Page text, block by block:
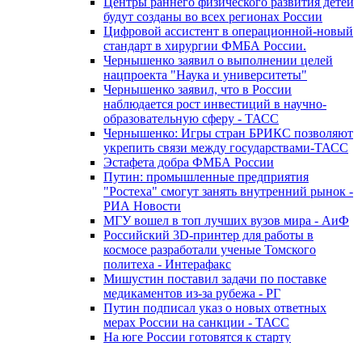
будут созданы во всех регионах России
Цифровой ассистент в операционной-новый
стандарт в хирургии ФМБА России.
Чернышенко заявил о выполнении целей
нацпроекта "Наука и университеты"
Чернышенко заявил, что в России
наблюдается рост инвестиций в научно-
образовательную сферу - ТАСС
Чернышенко: Игры стран БРИКС позволяют
укрепить связи между государствами-ТАСС
Эстафета добра ФМБА России
Путин: промышленные предприятия
"Ростеха" смогут занять внутренний рынок -
РИА Новости
МГУ вошел в топ лучших вузов мира - АиФ
Российский 3D-принтер для работы в
космосе разработали ученые Томского
политеха - Интерафакс
Мишустин поставил задачи по поставке
медикаментов из-за рубежа - РГ
Путин подписал указ о новых ответных
мерах России на санкции - ТАСС
На юге России готовятся к старту